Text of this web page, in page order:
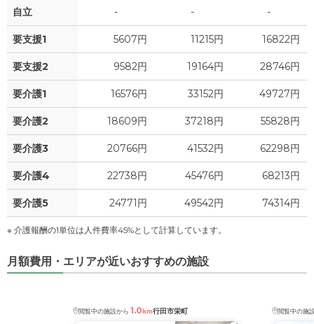
自立 - - -
要支援1 5607円 11215円 16822円
要支援2 9582円 19164円 28746円
要介護1 16576円 33152円 49727円
要介護2 18609円 37218円 55828円
要介護3 20766円 41532円 62298円
要介護4 22738円 45476円 68213円
要介護5 24771円 49542円 74314円
※ 介護報酬の1単位は人件費率45%として計算しています。
月額費用・エリアが近いおすすめの施設
閲覧中の施設から 1.0km行田市栄町 閲覧中の施